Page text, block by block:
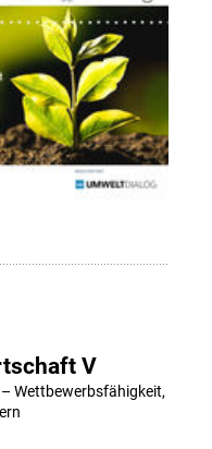
V
Wettbewerbsfähigkeit,